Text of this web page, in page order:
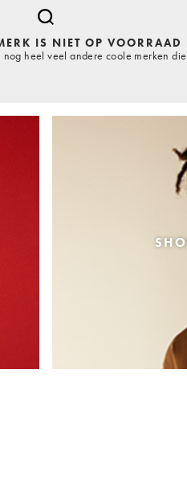
IS NIET OP VOORRAAD
heel veel andere coole merken